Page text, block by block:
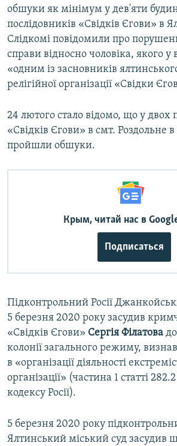
обшуки як мінімум у дев'яти
послідовників «Свідків Єгови» в
Слідкомі повідомили про
справи відносно чоловіка, якого у
«одним із засновників
релігійної організації «Свідки
24 лютого стало відомо, що у двох
«Свідків Єгови» в смт. Роздольне
пройшли обшуки.
Крым, читай нас в
Подписаться
Підконтрольний Росії
5 березня 2020 року засудив
«Свідків Єгови» Сергія Філатова
колонії загального режиму,
в «організації діяльності
організації» (частина 1 статті
кодексу Росії).
5 березня 2020 року
Ялтинський міський суд засудив